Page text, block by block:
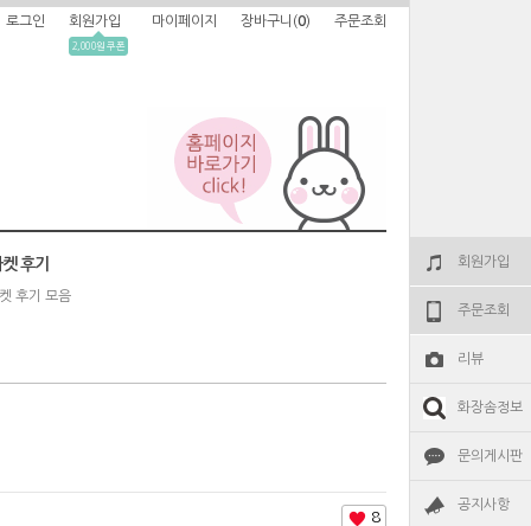
회원가입
주문조회
리뷰
화장솜정보
문의게시판
공지사항
로그인 회원가입
2,000원 쿠폰
마이페이지 장바구니(0) 주문조회
후기
후기 모음
8